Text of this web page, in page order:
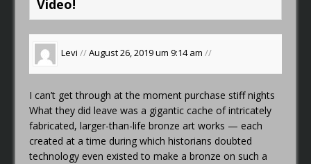
Video!
Levi //August 26, 2019 um 9:14 am//
I can’t get through at the momentpurchase stiff nights
What they did leave was a gigantic cache of intricately
fabricated, larger-than-life bronze art works — each
created at a time during which historians doubted
technology even existed to make a bronze on such a